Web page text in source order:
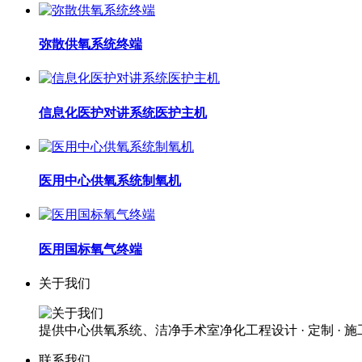
弥散供氧系统终端
信息化医护对讲系统医护主机
医用中心供氧系统制氧机
医用国标氧气终端
关于我们
提供中心供氧系统、洁净手术室净化工程设计 · 定制 · 施